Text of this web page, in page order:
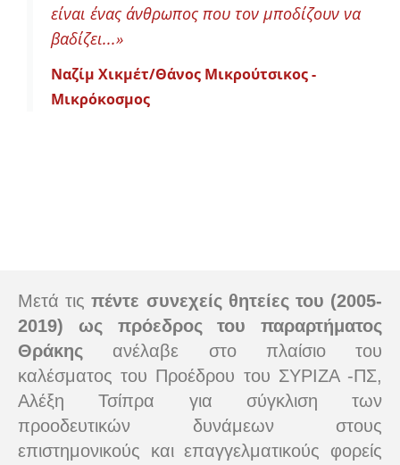
είναι ένας άνθρωπος που τον μποδίζουν να
βαδίζει...»
Ναζίμ Χικμέτ/Θάνος Μικρούτσικος -
Μικρόκοσμος
Μετά τιςπέντε συνεχείς θητείες του (2005-
2019) ως πρόεδρος του παραρτήματος
Θράκης ανέλαβε στο πλαίσιο του
καλέσματος του Προέδρου του ΣΥΡΙΖΑ -ΠΣ,
Αλέξη Τσίπρα για σύγκλιση των
προοδευτικών δυνάμεων στους
επιστημονικούς και επαγγελματικούς φορείς